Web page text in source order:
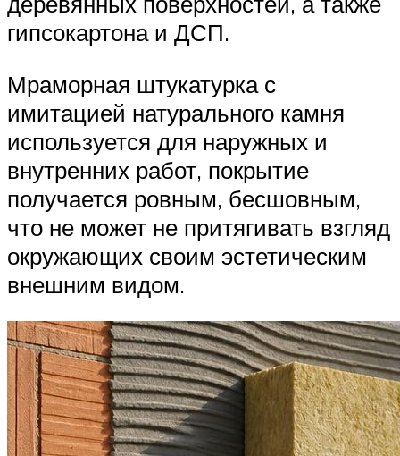
гипсокартона и ДСП.
Мраморная штукатурка с
имитацией натурального камня
используется для наружных и
внутренних работ, покрытие
получается ровным, бесшовным,
что не может не притягивать взгляд
окружающих своим эстетическим
внешним видом.